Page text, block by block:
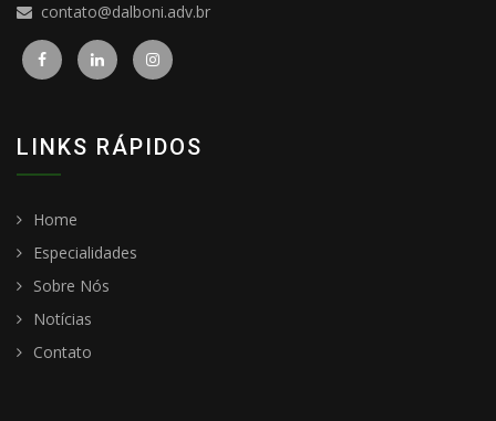
contato@dalboni.adv.br
LINKS RÁPIDOS
Home
Especialidades
Sobre Nós
Notícias
Contato